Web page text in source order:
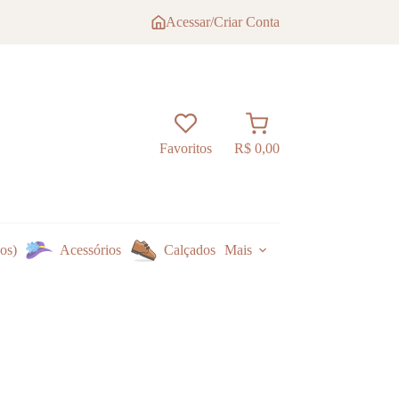
Acessar/Criar Conta
Favoritos
Carrinho
R$0,00
Acessórios Calçados Mais